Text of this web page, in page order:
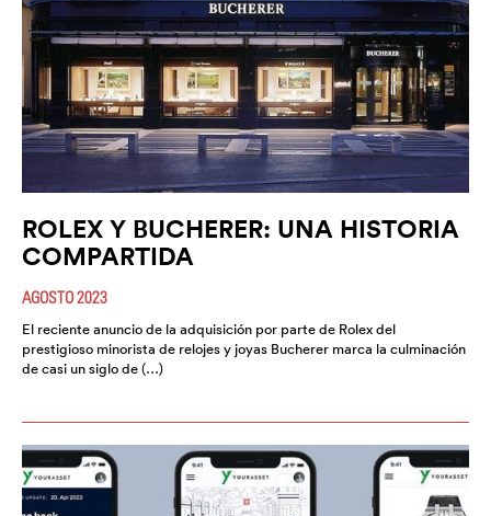
ROLEX Y BUCHERER: UNA HISTORIA
COMPARTIDA
AGOSTO 2023
El reciente anuncio de la adquisición por parte de Rolex del
prestigioso minorista de relojes y joyas Bucherer marca la culminación
de casi un siglo de (…)